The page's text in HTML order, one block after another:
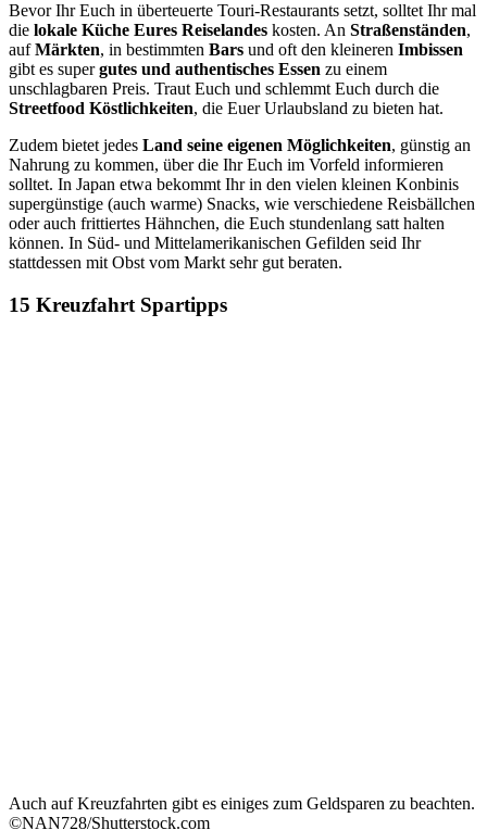
Bevor Ihr Euch in überteuerte Touri-Restaurants setzt, solltet Ihr mal
die lokale Küche Eures Reiselandes kosten. An Straßenständen,
aufMärkten, in bestimmten Bars und oft den kleineren Imbissen
gibt es supergutes und authentisches Essen zu einem
unschlagbaren Preis. Traut Euch und schlemmt Euch durch die
Streetfood Köstlichkeiten, die Euer Urlaubsland zu bieten hat.
Zudem bietet jedes Land seine eigenen Möglichkeiten, günstig an
Nahrung zu kommen, über die Ihr Euch im Vorfeld informieren
solltet. In Japan etwa bekommt Ihr in den vielen kleinen Konbinis
supergünstige (auch warme) Snacks, wie verschiedene Reisbällchen
oder auch frittiertes Hähnchen, die Euch stundenlang satt halten
können. In Süd- und Mittelamerikanischen Gefilden seid Ihr
stattdessen mit Obst vom Markt sehr gut beraten.
15 Kreuzfahrt Spartipps
Auch auf Kreuzfahrten gibt es einiges zum Geldsparen zu beachten.
©NAN728/Shutterstock.com